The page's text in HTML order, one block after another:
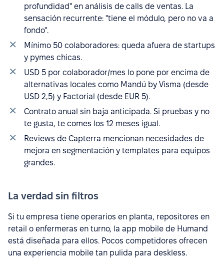
profundidad" en análisis de calls de ventas. La
sensación recurrente: "tiene el módulo, pero no va a
fondo".
Mínimo 50 colaboradores: queda afuera de startups
y pymes chicas.
USD 5 por colaborador/mes lo pone por encima de
alternativas locales como Mandú by Visma (desde
USD 2,5) y Factorial (desde EUR 5).
Contrato anual sin baja anticipada. Si pruebas y no
te gusta, te comes los 12 meses igual.
Reviews de Capterra mencionan necesidades de
mejora en segmentación y templates para equipos
grandes.
La verdad sin filtros
Si tu empresa tiene operarios en planta, repositores en
retail o enfermeras en turno, la app mobile de Humand
está diseñada para ellos. Pocos competidores ofrecen
una experiencia mobile tan pulida para deskless.